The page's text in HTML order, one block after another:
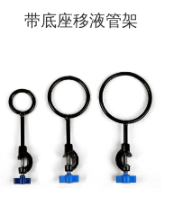
带底座移液管架